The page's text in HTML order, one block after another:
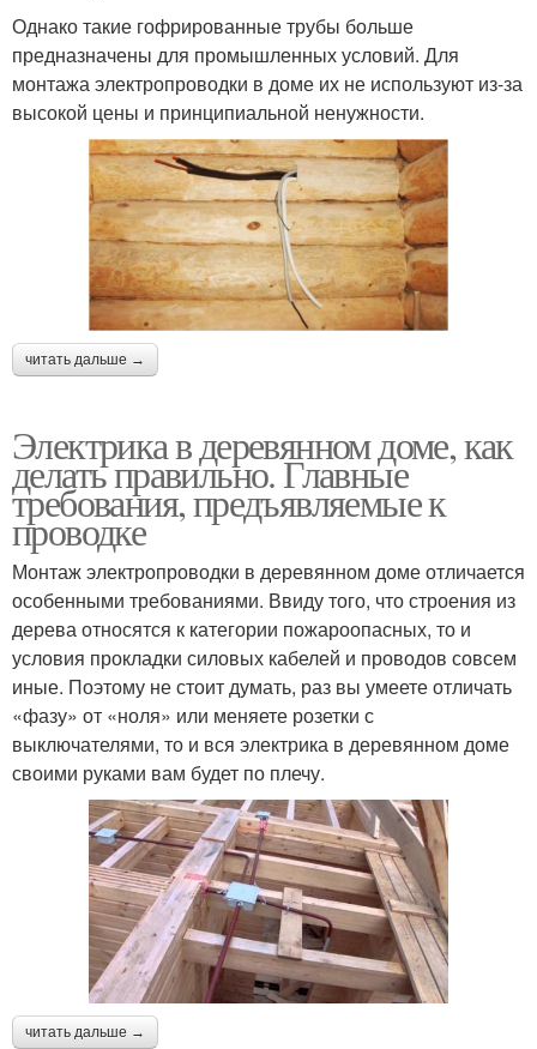
Однако такие гофрированные трубы больше
предназначены для промышленных условий. Для
монтажа электропроводки в доме их не используют из-за
высокой цены и принципиальной ненужности.
читать дальше →
Электрика в деревянном доме, как
делать правильно. Главные
требования, предъявляемые к
проводке
Монтаж электропроводки в деревянном доме отличается
особенными требованиями. Ввиду того, что строения из
дерева относятся к категории пожароопасных, то и
условия прокладки силовых кабелей и проводов совсем
иные. Поэтому не стоит думать, раз вы умеете отличать
«фазу» от «ноля» или меняете розетки с
выключателями, то и вся электрика в деревянном доме
своими руками вам будет по плечу.
читать дальше →